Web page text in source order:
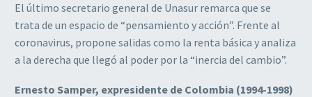
El último secretario general de Unasur remarca que se
trata de un espacio de “pensamiento y acción”. Frente al
coronavirus, propone salidas como la renta básica y analiza
a la derecha que llegó al poder por la “inercia del cambio”.
Ernesto Samper, expresidente de Colombia (1994-1998)